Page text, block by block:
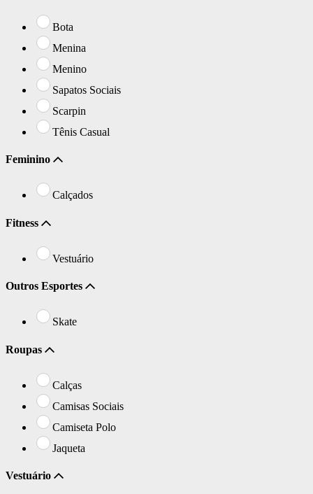
Bota
Menina
Menino
Sapatos Sociais
Scarpin
Tênis Casual
Feminino
Calçados
Fitness
Vestuário
Outros Esportes
Skate
Roupas
Calças
Camisas Sociais
Camiseta Polo
Jaqueta
Vestuário